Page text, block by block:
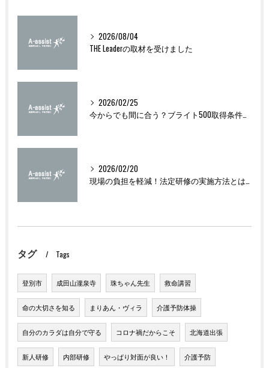
2026/08/04
THE Leaderの取材を受けました
2026/02/25
今からでも間に合う？ブライト500取得条件をわかりやすく解説
2026/02/20
現場の負担を軽減！法定研修の実施方法とは？
タグ Tags
登別市 成田山瀧泉寺 珠ちゃん先生 救命講習
命の大切さを知る まりあん・ヴィラ 介護予防体操
自分のカラダは自分で守る コロナ禍だからこそ 北海道出張
新人研修 内部研修 やっぱり対面が良い！ 介護予防